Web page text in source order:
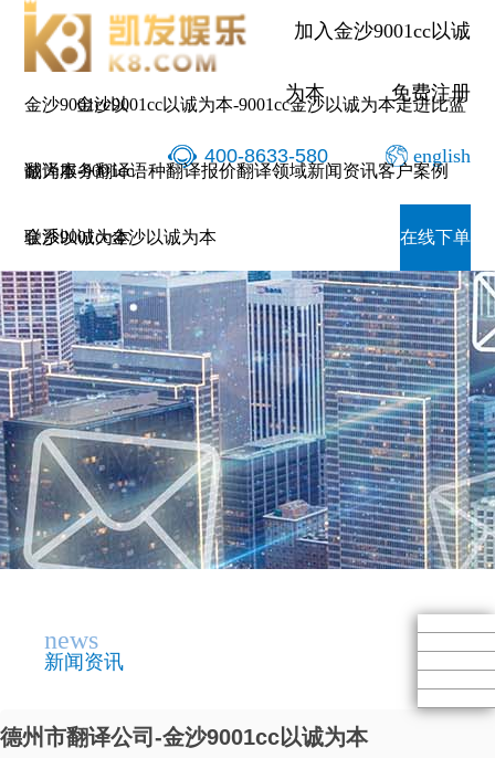
加入金沙9001cc以诚
为本 免费注册
400-8633-580 english
金沙9001cc以
诚为本-9001cc
金沙以诚为本
金沙9001cc以诚为本-9001cc金沙以诚为本走进比蓝
翻译服务翻译语种翻译报价翻译领域新闻资讯客户案例
联系9001cc金沙以诚为本 在线下单
news
新闻资讯
德州市翻译公司-金沙9001cc以诚为本